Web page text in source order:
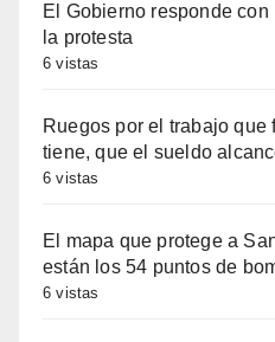
El Gobierno responde
la protesta
6 vistas
Ruegos por el trabajo que
tiene, que el sueldo
6 vistas
El mapa que protege a
están los 54 puntos de
6 vistas